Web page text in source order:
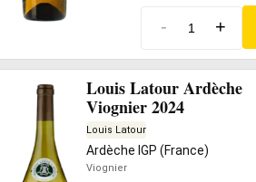
- +
Louis Latour Ardèche
Viognier 2024
Louis Latour
Ardèche IGP (France)
Viognier